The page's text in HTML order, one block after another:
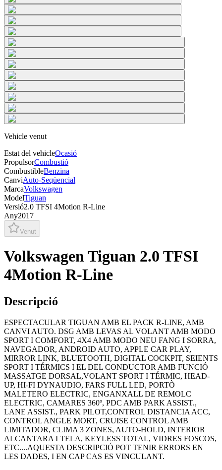
Vehicle venut
Estat del vehicleOcasió
PropulsorCombustió
CombustibleBenzina
CanviAuto-Seqüencial
MarcaVolkswagen
ModelTiguan
Versió2.0 TFSI 4Motion R-Line
Any2017
Venut
Volkswagen Tiguan 2.0 TFSI
4Motion R-Line
Descripció
ESPECTACULAR TIGUAN AMB EL PACK R-LINE, AMB
CANVI AUTO. DSG AMB LEVAS AL VOLANT AMB MODO
SPORT I COMFORT, 4X4 AMB MODO NEU FANG I SORRA,
NAVEGADOR, ANDROID AUTO, APPLE CAR PLAY,
MIRROR LINK, BLUETOOTH, DIGITAL COCKPIT, SEIENTS
SPORT I TÉRMICS I EL DEL CONDUCTOR AMB FUNCIÓ
MASSATGE DORSAL,VOLANT SPORT I TÉRMIC, HEAD-
UP, HI-FI DYNAUDIO, FARS FULL LED, PORTÒ
MALETERO ELECTRIC, ENGANXALL DE REMOLC
ELECTRIC, CAMARES 360º, PDC AMB PARK ASSIST.,
LANE ASSIST., PARK PILOT,CONTROL DISTANCIA ACC,
CONTROL ANGLE MORT, CRUISE CONTROL AMB
LIMITADOR, CLIMA 3 ZONES, AUTO-HOLD, INTERIOR
ALCANTARA I TELA, KEYLESS TOTAL, VIDRES FOSCOS,
ETC....AQUESTA DESCRIPCIÓ POT TENIR ERRORS EN
LES DADES, I EN CAP CAS ES VINCULANT.